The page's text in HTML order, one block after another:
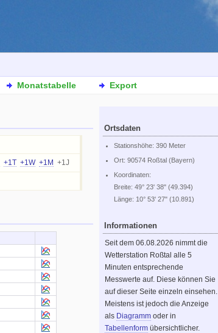
Monatstabelle Export
Ortsdaten
Stationshöhe: 390 Meter
Ort: 90574 Roßtal (Bayern)
Koordinaten:
Breite: 49° 23' 38" (49.394)
Länge: 10° 53' 27" (10.891)
Informationen
Seit dem 06.08.2026 nimmt die
Wetterstation Roßtal alle 5
Minuten entsprechende
Messwerte auf. Diese können Sie
auf dieser Seite einzeln einsehen.
Meistens ist jedoch die Anzeige
als Diagramm oder in
Tabellenform übersichtlicher.
+1T +1W +1M +1J